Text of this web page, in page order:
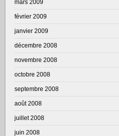
mars 2009
février 2009
janvier 2009
décembre 2008
novembre 2008
octobre 2008
septembre 2008
août 2008
juillet 2008
juin 2008